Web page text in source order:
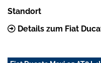
Standort
Details zum Fiat